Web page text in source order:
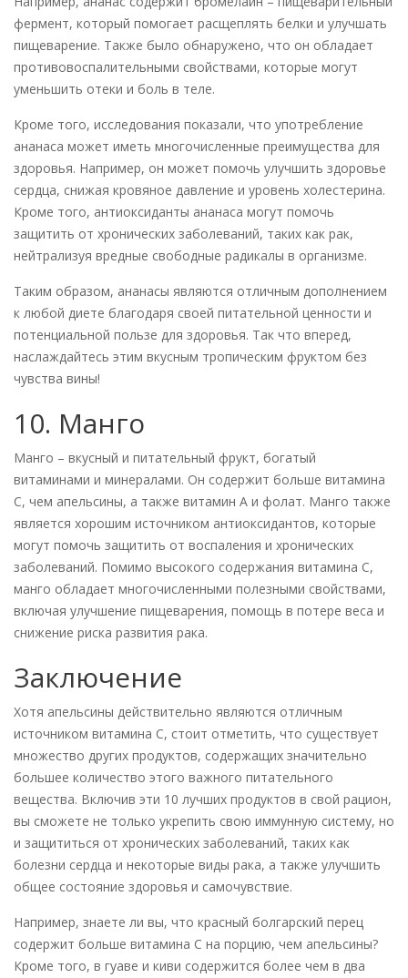
фермент, который помогает расщеплять белки и улучшать
пищеварение. Также было обнаружено, что он обладает
противовоспалительными свойствами, которые могут
уменьшить отеки и боль в теле.
Кроме того, исследования показали, что употребление
ананаса может иметь многочисленные преимущества для
здоровья. Например, он может помочь улучшить здоровье
сердца, снижая кровяное давление и уровень холестерина.
Кроме того, антиоксиданты ананаса могут помочь
защитить от хронических заболеваний, таких как рак,
нейтрализуя вредные свободные радикалы в организме.
Таким образом, ананасы являются отличным дополнением
к любой диете благодаря своей питательной ценности и
потенциальной пользе для здоровья. Так что вперед,
наслаждайтесь этим вкусным тропическим фруктом без
чувства вины!
10. Манго
Манго – вкусный и питательный фрукт, богатый
витаминами и минералами. Он содержит больше витамина
С, чем апельсины, а также витамин А и фолат. Манго также
является хорошим источником антиоксидантов, которые
могут помочь защитить от воспаления и хронических
заболеваний. Помимо высокого содержания витамина С,
манго обладает многочисленными полезными свойствами,
включая улучшение пищеварения, помощь в потере веса и
снижение риска развития рака.
Заключение
Хотя апельсины действительно являются отличным
источником витамина С, стоит отметить, что существует
множество других продуктов, содержащих значительно
большее количество этого важного питательного
вещества. Включив эти 10 лучших продуктов в свой рацион,
вы сможете не только укрепить свою иммунную систему, но
и защититься от хронических заболеваний, таких как
болезни сердца и некоторые виды рака, а также улучшить
общее состояние здоровья и самочувствие.
Например, знаете ли вы, что красный болгарский перец
содержит больше витамина С на порцию, чем апельсины?
Кроме того, в гуаве и киви содержится более чем в два